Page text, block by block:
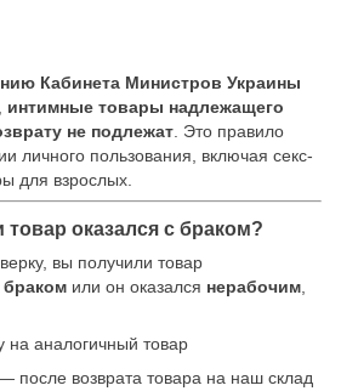
Кабинета Министров Украины
интимные товары надлежащего
не подлежат . Это правило
личного пользования, включая секс-
для взрослых.
товар оказался с браком?
вы получили товар
или он оказался нерабочим
на аналогичный товар
после возврата товара на наш склад